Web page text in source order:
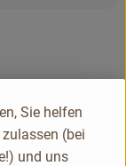
Sie helfen
(bei
und uns